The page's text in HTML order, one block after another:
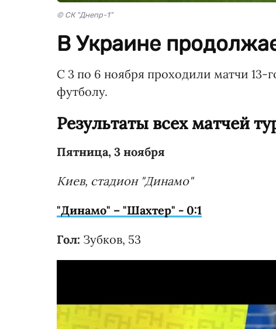
© СК "Днепр-1"
В Украине
С 3 по 6 ноября проходили матчи 13-
футболу.
Результаты всех матчей
Пятница, 3 ноября
Киев, стадион "Динамо"
"Динамо" – "Шахтер" - 0:1
Гол: Зубков, 53